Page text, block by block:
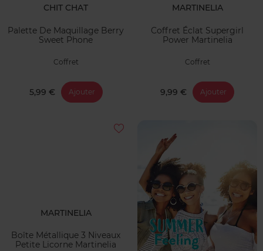
CHIT CHAT
Palette De Maquillage Berry
Sweet Phone
Coffret
5,99 € Ajouter
MARTINELIA
Coffret Éclat Supergirl
Power Martinelia
Coffret
9,99 € Ajouter
MARTINELIA
Boîte Métallique 3 Niveaux
Petite Licorne Martinelia